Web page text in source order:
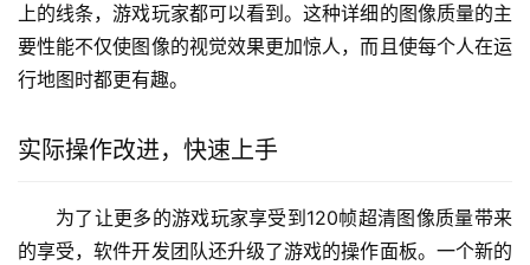
上的线条，游戏玩家都可以看到。这种详细的图像质量的主
要性能不仅使图像的视觉效果更加惊人，而且使每个人在运
行地图时都更有趣。
实际操作改进，快速上手
为了让更多的游戏玩家享受到120帧超清图像质量带来
的享受，软件开发团队还升级了游戏的操作面板。一个新的